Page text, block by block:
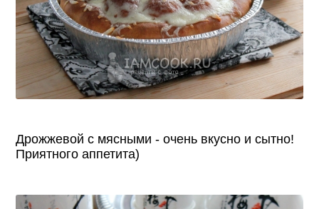
Дрожжевой с мясными - очень вкусно и сытно!
Приятного аппетита)